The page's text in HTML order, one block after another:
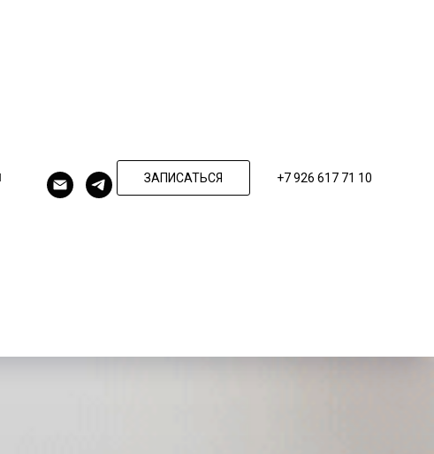
ЗАПИСАТЬСЯ +7 926 617 71 10